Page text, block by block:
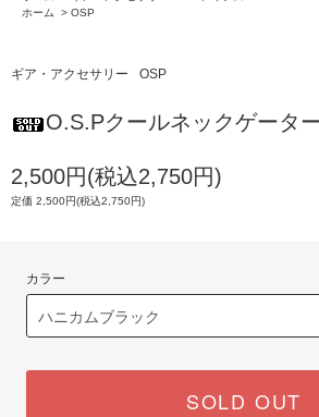
ホーム
> OSP
ギア・アクセサリー OSP
O.S.Pクールネックゲータ
2,500円(税込2,750円)
定価 2,500円(税込2,750円)
カラー
SOLD OUT